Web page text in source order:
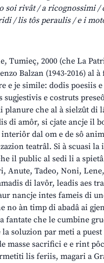
soi rivât / a ricognossimi /
/ lis tôs peraulis / e i
Tumieç, 2000 (che La
Balzan (1943-2016) al
e je simile: dodis poesiis
e costruts
che al à sielzût di
di amôr, si cjate ancje il
dal om e de sô
teatrâl. Si à scuasi la
il public al sedi li a
Anute, Tadeo, Noni,
di lavôr, leadis aes
nancje intes fameis di
no àn timp di abadâ ai
che le cumbine
la soluzion par meti a
masse sacrifici e e rint
lis feriis, magari a